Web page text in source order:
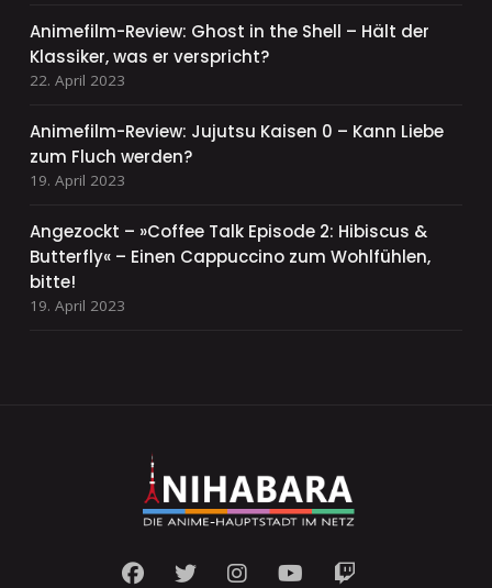
Animefilm-Review: Ghost in the Shell – Hält der
Klassiker, was er verspricht?
22. April 2023
Animefilm-Review: Jujutsu Kaisen 0 – Kann Liebe
zum Fluch werden?
19. April 2023
Angezockt – »Coffee Talk Episode 2: Hibiscus &
Butterfly« – Einen Cappuccino zum Wohlfühlen,
bitte!
19. April 2023